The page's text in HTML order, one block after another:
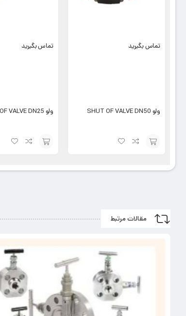
تماس بگیرید
ولو SHUT OF VALVE DN50
به
تماس بگیرید
ولو SHUT OF VALVE DN25
به
مقالات مرتبط